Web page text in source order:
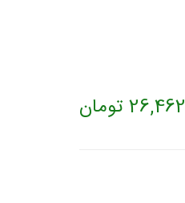
تومان